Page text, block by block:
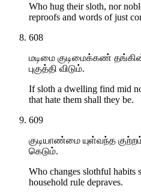
Who hug their sloth, nor
reproofs and words of just
608
மடிமை குடிமைக்கண்
புகுத்தி விடும்.
If sloth a dwelling find mid
that hate them shall they be.
609
குடியாண்மை யுள்வந்த
கெடும்.
Who changes slothful habits
household rule depraves.